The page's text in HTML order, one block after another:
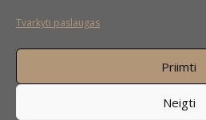
Tvarkyti paslaugas
Priimti
Neigti
yra nestandartinių baldų gamyba.
orientuojamės į nestandartinių
mielai pagal Jūsų pageidavimus
stumdomomis durimis, svetainės
prieškambario baldus, vaikų